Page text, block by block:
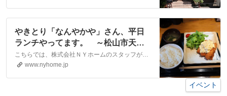
産なら株式会社NYホーム
やきとり「なんやかや」さん、平日
ランチやってます。 ～松山市天山
～｜松山市・大洲市の賃貸・不動産
なら株式会社NYホーム
こちらでは、株式会社ＮＹホームのスタッフが執筆したスタッフブログ記事、「やきとり「なんやかや」さん、平日ランチやってます。 ～松山市天山～」をご紹介しております。他にも様々なテーマの記事がありますので、お住まい探しの合間にぜひご一読ください！
www.nyhome.jp
イベント